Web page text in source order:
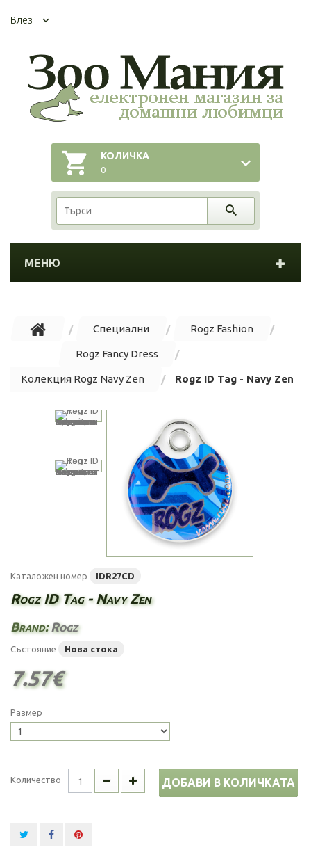
Влез
КОЛИЧКА
0
МЕНЮ
Специални Rogz Fashion
Rogz Fancy Dress
Колекция Rogz Navy Zen Rogz ID Tag - Navy Zen
Каталожен номер IDR27CD
Rogz ID Tag - Navy Zen
Brand:Rogz
Състояние Нова стока
7.57€
Размер
Количество ДОБАВИ В КОЛИЧКАТА